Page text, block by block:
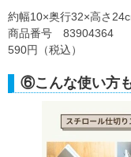
約幅10×奥行32×高さ
商品番号 83904364
590円（税込）
⑥こんな使い方